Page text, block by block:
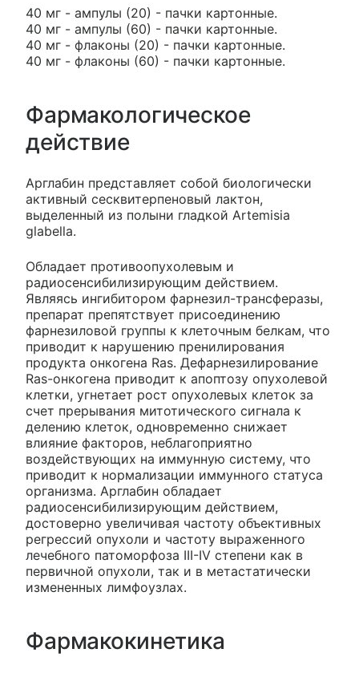
40 мг - ампулы (20) - пачки картонные.
40 мг - ампулы (60) - пачки картонные.
40 мг - флаконы (20) - пачки картонные.
40 мг - флаконы (60) - пачки картонные.
Фармакологическое
действие
Арглабин представляет собой биологически
активный сесквитерпеновый лактон,
выделенный из полыни гладкой Artemisia
glabella.
Обладает противоопухолевым и
радиосенсибилизирующим действием.
Являясь ингибитором фарнезил-трансферазы,
препарат препятствует присоединению
фарнезиловой группы к клеточным белкам, что
приводит к нарушению пренилирования
продукта онкогена Ras. Дефарнезилирование
Ras-онкогена приводит к апоптозу опухолевой
клетки, угнетает рост опухолевых клеток за
счет прерывания митотического сигнала к
делению клеток, одновременно снижает
влияние факторов, неблагоприятно
воздействующих на иммунную систему, что
приводит к нормализации иммунного статуса
организма. Арглабин обладает
радиосенсибилизирующим действием,
достоверно увеличивая частоту объективных
регрессий опухоли и частоту выраженного
лечебного патоморфоза III-IV степени как в
первичной опухоли, так и в метастатически
измененных лимфоузлах.
Фармакокинетика